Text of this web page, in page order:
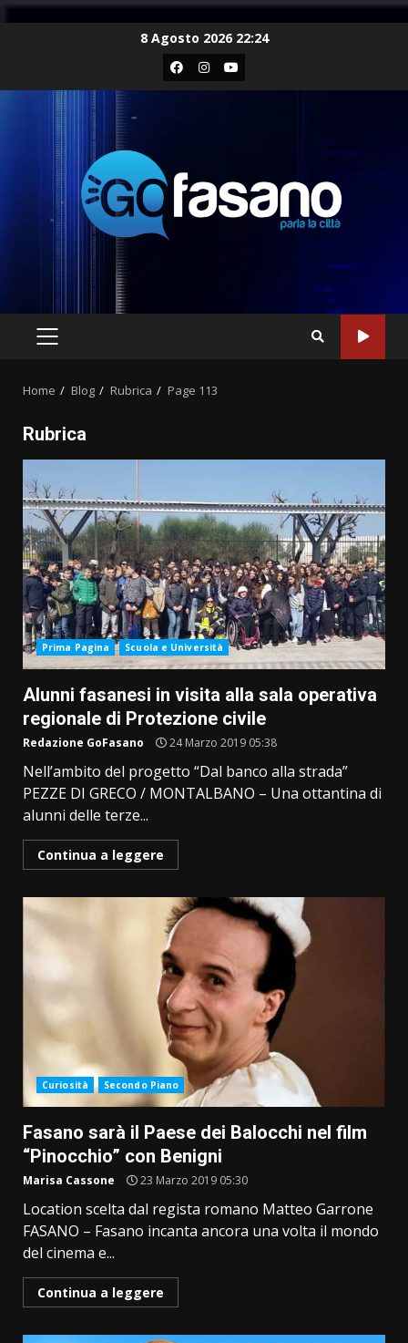
8 Agosto 2026 22:24
Facebook
Instagram
Youtube
PRIMARY
Home Blog Rubrica Page 113
Rubrica
Prima Pagina Scuola e Università
Alunni fasanesi in visita alla sala operativa
regionale di Protezione civile
Redazione GoFasano 24 Marzo 2019 05:38
Nell’ambito del progetto “Dal banco alla strada”
PEZZE DI GRECO / MONTALBANO – Una ottantina di
alunni delle terze...
Continua a leggere
Curiosità Secondo Piano
Fasano sarà il Paese dei Balocchi nel film
“Pinocchio” con Benigni
Marisa Cassone 23 Marzo 2019 05:30
Location scelta dal regista romano Matteo Garrone
FASANO – Fasano incanta ancora una volta il mondo
del cinema e...
Continua a leggere